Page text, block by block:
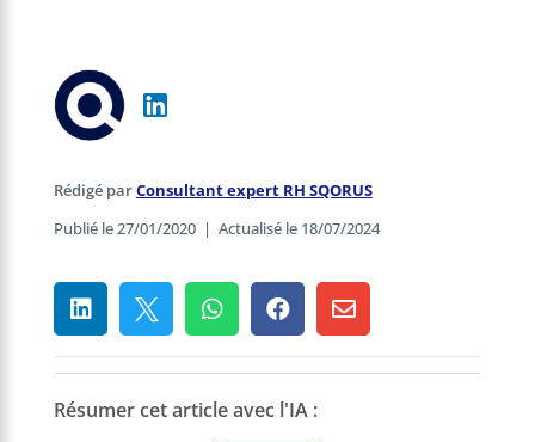
Rédigé parConsultant expert RH SQORUS
Publié le 27/01/2020| Actualisé le 18/07/2024
    
Résumer cet article avec l'IA :